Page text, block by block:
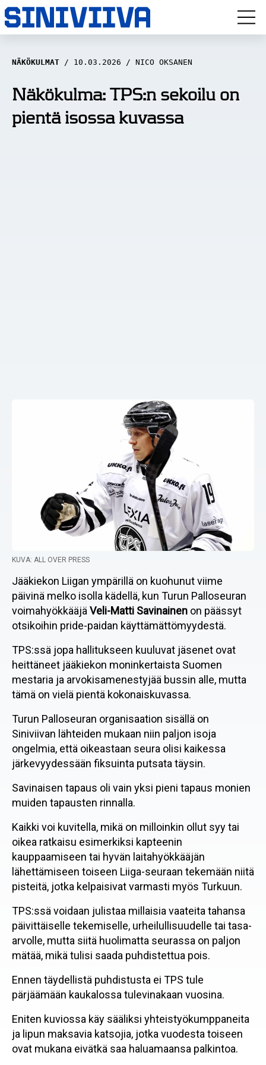
LUUVITONEN
HAASTATTELUT
NÄKÖKULMAT
NÄKÖKULMAT 10.03.2026 NICO OKSANEN
Näkökulma: TPS:n sekoilu on
pientä isossa kuvassa
KUVA: ALL OVER PRESS
Jääkiekon Liigan ympärillä on kuohunut viime
päivinä melko isolla kädellä, kun Turun Palloseuran
voimahyökkääjä Veli-Matti Savinainen on päässyt
otsikoihin pride-paidan käyttämättömyydestä.
TPS:ssä jopa hallitukseen kuuluvat jäsenet ovat
heittäneet jääkiekon moninkertaista Suomen
mestaria ja arvokisamenestyjää bussin alle, mutta
tämä on vielä pientä kokonaiskuvassa.
Turun Palloseuran organisaation sisällä on
Siniviivan lähteiden mukaan niin paljon isoja
ongelmia, että oikeastaan seura olisi kaikessa
järkevyydessään fiksuinta putsata täysin.
Savinaisen tapaus oli vain yksi pieni tapaus monien
muiden tapausten rinnalla.
Kaikki voi kuvitella, mikä on milloinkin ollut syy tai
oikea ratkaisu esimerkiksi kapteenin
kauppaamiseen tai hyvän laitahyökkääjän
lähettämiseen toiseen Liiga-seuraan tekemään niitä
pisteitä, jotka kelpaisivat varmasti myös Turkuun.
TPS:ssä voidaan julistaa millaisia vaateita tahansa
päivittäiselle tekemiselle, urheilullisuudelle tai tasa-
arvolle, mutta siitä huolimatta seurassa on paljon
mätää, mikä tulisi saada puhdistettua pois.
Ennen täydellistä puhdistusta ei TPS tule
pärjäämään kaukalossa tulevinakaan vuosina.
Eniten kuviossa käy sääliksi yhteistyökumppaneita
ja lipun maksavia katsojia, jotka vuodesta toiseen
ovat mukana eivätkä saa haluamaansa palkintoa.